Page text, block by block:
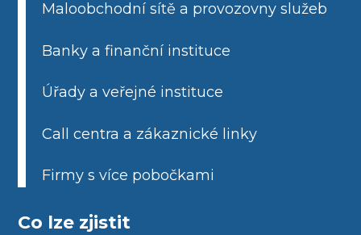
Maloobchodní sítě a provozovny služeb
Banky a finanční instituce
Úřady a veřejné instituce
Call centra a zákaznické linky
Firmy s více pobočkami
Co lze zjistit